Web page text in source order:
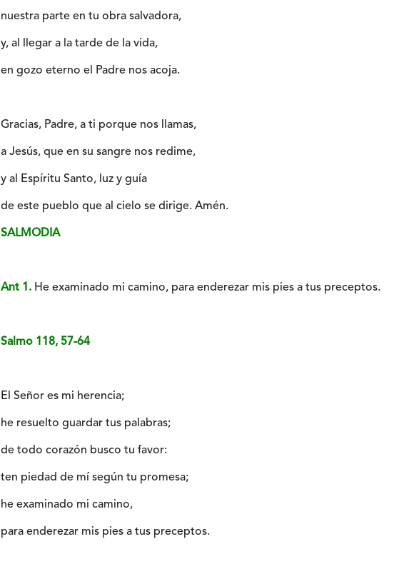
nuestra parte en tu obra salvadora,
y, al llegar a la tarde de la vida,
en gozo eterno el Padre nos acoja.
Gracias, Padre, a ti porque nos llamas,
a Jesús, que en su sangre nos redime,
y al Espíritu Santo, luz y guía
de este pueblo que al cielo se dirige. Amén.
SALMODIA
Ant 1. He examinado mi camino, para enderezar mis pies a tus preceptos.
Salmo 118, 57-64
El Señor es mi herencia;
he resuelto guardar tus palabras;
de todo corazón busco tu favor:
ten piedad de mí según tu promesa;
he examinado mi camino,
para enderezar mis pies a tus preceptos.